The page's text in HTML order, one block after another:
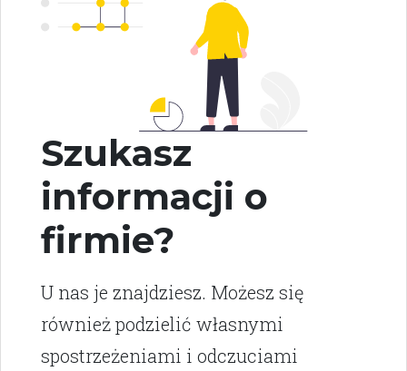
Szukasz
informacji o
firmie?
U nas je znajdziesz. Możesz się
również podzielić własnymi
spostrzeżeniami i odczuciami